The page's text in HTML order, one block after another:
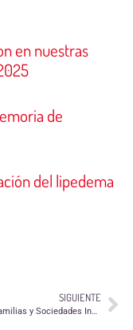
en nuestras
de
del lipedema
SIGUIENTE
Jornada "Familias y Sociedades Inclusivas. Libres de violencia contra la infancia"